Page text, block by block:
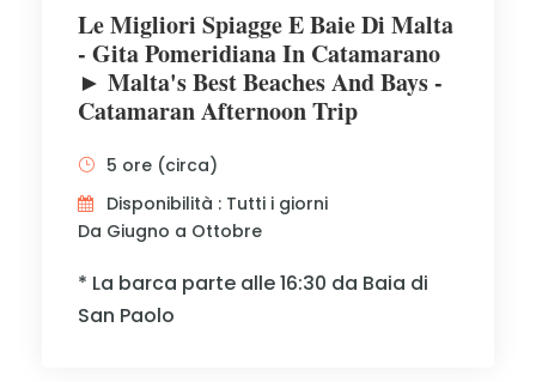
Le Migliori Spiagge E Baie Di Malta
- Gita Pomeridiana In Catamarano
► Malta's Best Beaches And Bays -
Catamaran Afternoon Trip
5 ore (circa)
Disponibilità : Tutti i giorni
Da Giugno a Ottobre
* La barca parte alle 16:30 da Baia di
San Paolo